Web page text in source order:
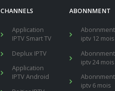
CHANNELS
Application
IPTV Smart TV
Deplux IPTV
Application
IPTV Android
ABONNMENT
Abonnment
iptv 12 mois
Abonnment
iptv 24 mois
Abonnment
iptv 6 mois